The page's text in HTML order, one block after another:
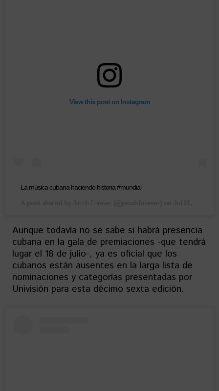
View this post on Instagram
La música cubana haciendo historia #mundial
Aunque todavía no se sabe si habrá presencia
cubana en la gala de premiaciones -que tendrá
lugar el 18 de julio-, ya es oficial que los
cubanos están ausentes en la larga lista de
nominaciones y categorías presentadas por
Univisión para esta décimo sexta edición.